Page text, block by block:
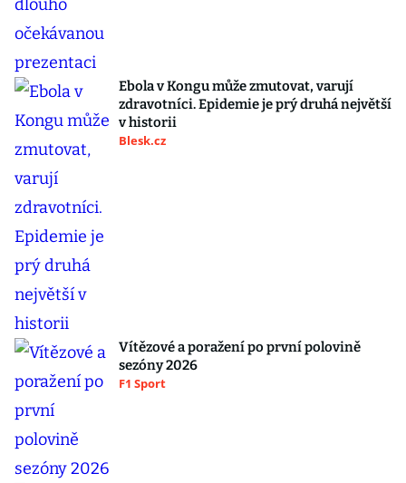
Ebola v Kongu může zmutovat, varují
zdravotníci. Epidemie je prý druhá největší
v historii
Blesk.cz
Vítězové a poražení po první polovině
sezóny 2026
F1 Sport